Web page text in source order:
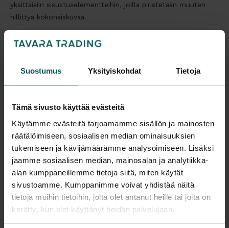
Suostumus Yksityiskohdat Tietoja
Tämä sivusto käyttää evästeitä
Käytämme evästeitä tarjoamamme sisällön ja mainosten
räätälöimiseen, sosiaalisen median ominaisuuksien
tukemiseen ja kävijämäärämme analysoimiseen. Lisäksi
jaamme sosiaalisen median, mainosalan ja analytiikka-
alan kumppaneillemme tietoja siitä, miten käytät
sivustoamme. Kumppanimme voivat yhdistää näitä
tietoja muihin tietoihin, joita olet antanut heille tai joita on
kerätty, kun olet käyttänyt heidän palvelujaan.
yksittäisiin sisustuselementteihin, joilla piristetään muuten
hillittyä kokonaiskuvaa.
Väriympyröitä on erilaisia, mutta tyypillisin sisustuksessa